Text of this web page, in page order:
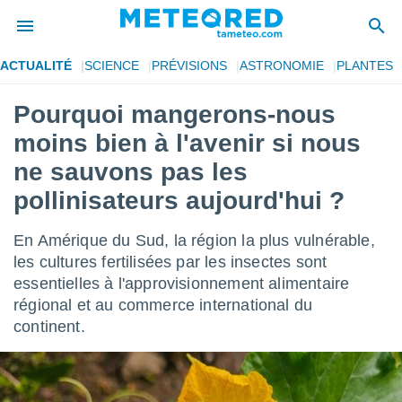
de
par
des
Vous
en
:
ACTUALITÉ SCIENCE PRÉVISIONS ASTRONOMIE PLANTES
Pourquoi mangerons-nous
moins bien à l'avenir si nous
ne sauvons pas les
pollinisateurs aujourd'hui ?
En Amérique du Sud, la région la plus vulnérable,
les cultures fertilisées par les insectes sont
essentielles à l'approvisionnement alimentaire
régional et au commerce international du
continent.